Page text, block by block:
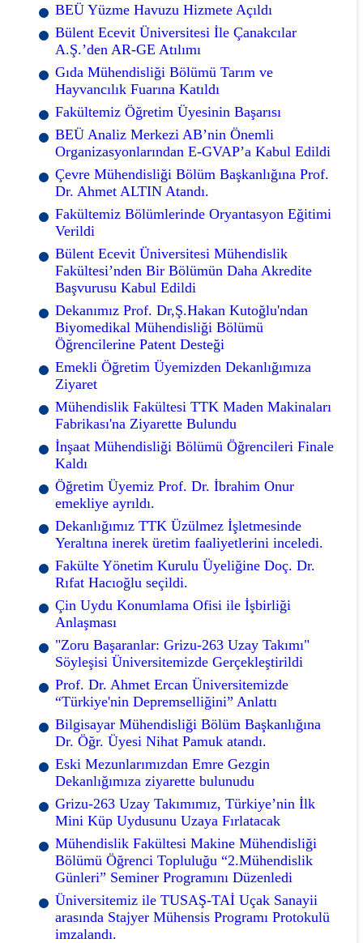
BEÜ Yüzme Havuzu Hizmete Açıldı
Bülent Ecevit Üniversitesi İle Çanakcılar
A.Ş.’den AR-GE Atılımı
Gıda Mühendisliği Bölümü Tarım ve
Hayvancılık Fuarına Katıldı
Fakültemiz Öğretim Üyesinin Başarısı
BEÜ Analiz Merkezi AB’nin Önemli
Organizasyonlarından E-GVAP’a Kabul Edildi
Çevre Mühendisliği Bölüm Başkanlığına Prof.
Dr. Ahmet ALTIN Atandı.
Fakültemiz Bölümlerinde Oryantasyon Eğitimi
Verildi
Bülent Ecevit Üniversitesi Mühendislik
Fakültesi’nden Bir Bölümün Daha Akredite
Başvurusu Kabul Edildi
Dekanımız Prof. Dr,Ş.Hakan Kutoğlu'ndan
Biyomedikal Mühendisliği Bölümü
Öğrencilerine Patent Desteği
Emekli Öğretim Üyemizden Dekanlığımıza
Ziyaret
Mühendislik Fakültesi TTK Maden Makinaları
Fabrikası'na Ziyarette Bulundu
İnşaat Mühendisliği Bölümü Öğrencileri Finale
Kaldı
Öğretim Üyemiz Prof. Dr. İbrahim Onur
emekliye ayrıldı.
Dekanlığımız TTK Üzülmez İşletmesinde
Yeraltına inerek üretim faaliyetlerini inceledi.
Fakülte Yönetim Kurulu Üyeliğine Doç. Dr.
Rıfat Hacıoğlu seçildi.
Çin Uydu Konumlama Ofisi ile İşbirliği
Anlaşması
"Zoru Başaranlar: Grizu-263 Uzay Takımı"
Söyleşisi Üniversitemizde Gerçekleştirildi
Prof. Dr. Ahmet Ercan Üniversitemizde
“Türkiye'nin Depremselliğini” Anlattı
Bilgisayar Mühendisliği Bölüm Başkanlığına
Dr. Öğr. Üyesi Nihat Pamuk atandı.
Eski Mezunlarımızdan Emre Gezgin
Dekanlığımıza ziyarette bulunudu
Grizu-263 Uzay Takımımız, Türkiye’nin İlk
Mini Küp Uydusunu Uzaya Fırlatacak
Mühendislik Fakültesi Makine Mühendisliği
Bölümü Öğrenci Topluluğu “2.Mühendislik
Günleri” Seminer Programını Düzenledi
Üniversitemiz ile TUSAŞ-TAİ Uçak Sanayii
arasında Stajyer Mühensis Programı Protokulü
imzalandı.